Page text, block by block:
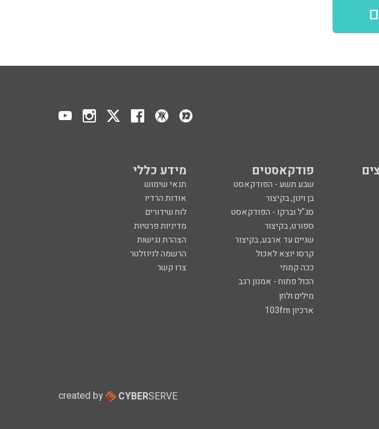
פודקאסטים מידע כללי
שבע תשע - הפודקאסט
תנאי שימוש
בן וינון, בקיצור
אודות הרדיו
סג"ל וברקו - הפודקאסט
לוח שידורים
ספורט, בקיצור
מדיניות פרטיות
שניים עד ארבע, בקיצור
הצהרת נגישות
קרסו יוצא לאכול
הרשמה לניוזלטר
ככה קמתי
צרו קשר
הכול פתוח - אמנון רגב
מילים ולחן
ארכיון 103fm
created by CYBERSERVE